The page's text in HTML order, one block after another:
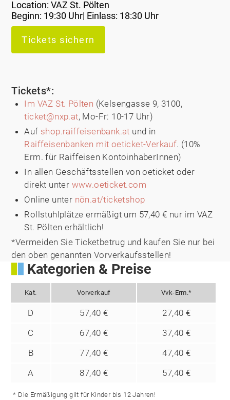
Location:VAZ St. Pölten
Beginn: 19:30 Uhr| Einlass: 18:30 Uhr
Tickets sichern
Tickets*:
Im VAZ St. Pölten (Kelsengasse 9, 3100,
ticket@nxp.at, Mo-Fr: 10-17 Uhr)
Auf shop.raiffeisenbank.at und in
Raiffeisenbanken mit oeticket-Verkauf. (10%
Erm. für Raiffeisen KontoinhaberInnen)
In allen Geschäftsstellen von oeticket oder
direkt unter www.oeticket.com
Online unter nön.at/ticketshop
Rollstuhlplätze ermäßigt um 57,40 € nur im VAZ
St. Pölten erhältlich!
*Vermeiden Sie Ticketbetrug und kaufen Sie nur bei
den oben genannten Vorverkaufsstellen!
Kategorien & Preise
Kat. Vorverkauf Vvk-Erm.*
D 57,40 €
27,40 €
C
67,40 €
37,40 €
B
77,40 €
47,40 €
A
87,40 € 57,40 €
* Die Ermäßigung gilt für Kinder bis 12 Jahren!